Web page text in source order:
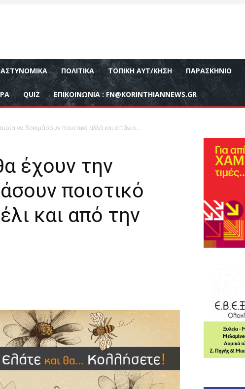
ΑΣΤΥΝΟΜΙΚΆ ΠΟΛΙΤΙΚΆ ΤΟΠΙΚΉ ΑΥΤ/ΚΗΣΗ ΠΑΡΑΣΚΉΝΙΟ
QUIZ ΕΠΙΚΟΙΝΩΝΊΑ : FN@KORINTHIANNEWS.GR
να δοκιμάσουν ποιοτικό αλλά και σπάνιο...
έχουν την
ποιοτικό
και από την